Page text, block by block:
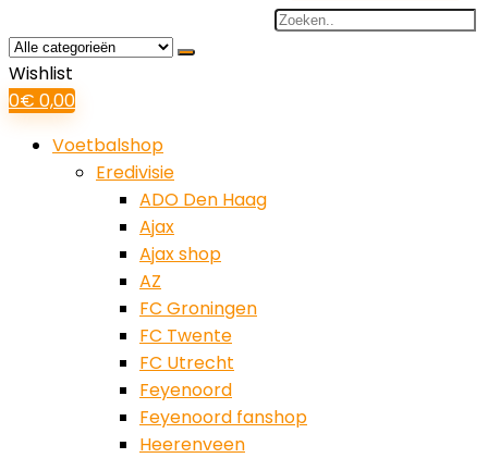
Search
Wishlist
0€ 0,00
Voetbalshop
Eredivisie
ADO Den Haag
Ajax
Ajax shop
AZ
FC Groningen
FC Twente
FC Utrecht
Feyenoord
Feyenoord fanshop
Heerenveen